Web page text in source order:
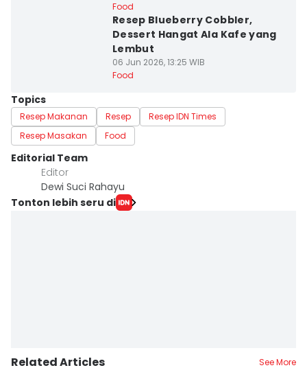
Food
Resep Blueberry Cobbler,
Dessert Hangat Ala Kafe yang
Lembut
06 Jun 2026, 13:25 WIB
Food
Topics
Resep Makanan Resep
Resep IDN Times
Resep Masakan
Food
Editorial Team
Editor
Dewi Suci Rahayu
Tonton lebih seru di
Related Articles See More